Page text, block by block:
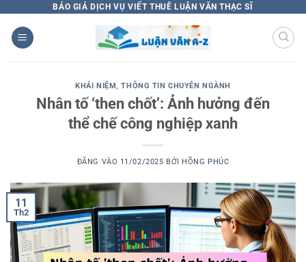
qua
nội
BÁO GIÁ DỊCH VỤ VIẾT THUÊ LUẬN VĂN THẠC SĨ
KHÁI NIỆM,THÔNG TIN CHUYÊN NGÀNH
Nhân tố ‘then chốt’: Ảnh hưởng đến
thể chế công nghiệp xanh
ĐĂNG VÀO 11/02/2025 BỞI HỒNG PHÚC
11
Th2